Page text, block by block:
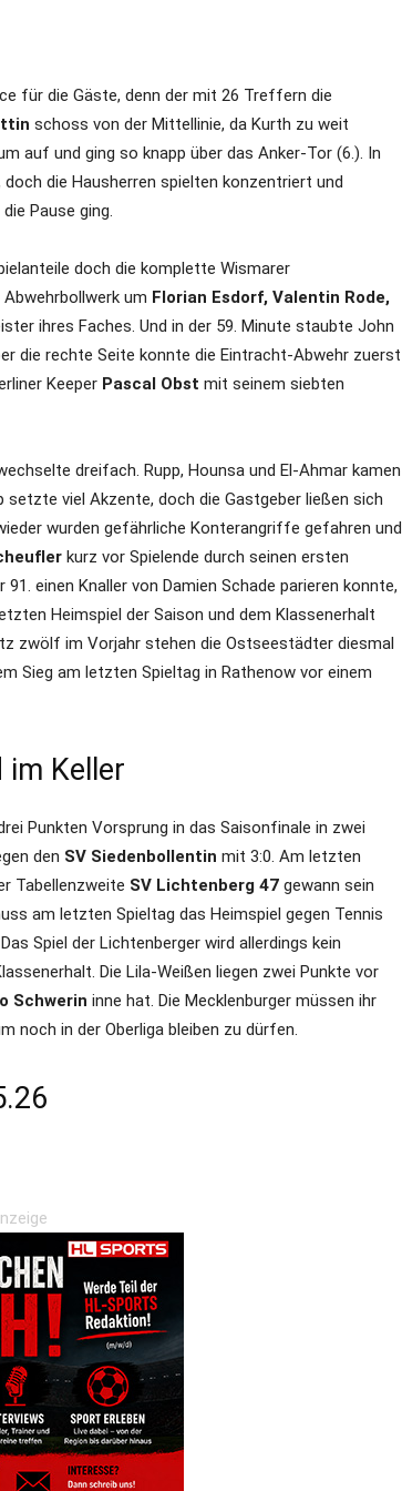
für die Gäste, denn der mit 26 Treffern die
schoss von der Mittellinie, da Kurth zu weit
auf und ging so knapp über das Anker-Tor (6.). In
die Hausherren spielten konzentriert und
Pause ging.
doch die komplette Wismarer
um Florian Esdorf, Valentin Rode,
ihres Faches. Und in der 59. Minute staubte John
die rechte Seite konnte die Eintracht-Abwehr zuerst
Keeper Pascal Obst mit seinem siebten
dreifach. Rupp, Hounsa und El-Ahmar kamen
setzte viel Akzente, doch die Gastgeber ließen sich
wurden gefährliche Konterangriffe gefahren und
kurz vor Spielende durch seinen ersten
einen Knaller von Damien Schade parieren konnte,
Heimspiel der Saison und dem Klassenerhalt
zwölf im Vorjahr stehen die Ostseestädter diesmal
Sieg am letzten Spieltag in Rathenow vor einem
im Keller
Punkten Vorsprung in das Saisonfinale in zwei
den SV Siedenbollentin mit 3:0. Am letzten
Tabellenzweite SV Lichtenberg 47 gewann sein
am letzten Spieltag das Heimspiel gegen Tennis
Spiel der Lichtenberger wird allerdings kein
Die Lila-Weißen liegen zwei Punkte vor
Schwerin inne hat. Die Mecklenburger müssen ihr
noch in der Oberliga bleiben zu dürfen.